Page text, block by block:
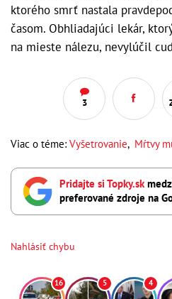
ktorého smrť nastala
časom. Obhliadajúci lekár,
na mieste nálezu, nevylúčil
3
Viac o téme: Vyšetrovanie, Mŕtvy
Pridajte si Topky.sk
preferované zdroje na
Nahlásiť chybu
16 5 4